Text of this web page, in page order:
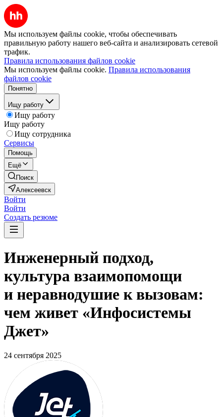
Мы используем файлы cookie, чтобы обеспечивать
правильную работу нашего веб-сайта и анализировать сетевой
трафик.
Правила использования файлов cookie
Мы используем файлы cookie. Правила использования
файлов cookie
Понятно
Ищу работу
Ищу работу
Ищу работу
Ищу сотрудника
Сервисы
Помощь
Ещё
Поиск
Алексеевск
Войти
Войти
Создать резюме
Инженерный подход,
культура взаимопомощи
и неравнодушие к вызовам:
чем живет «Инфосистемы
Джет»
24 сентября 2025